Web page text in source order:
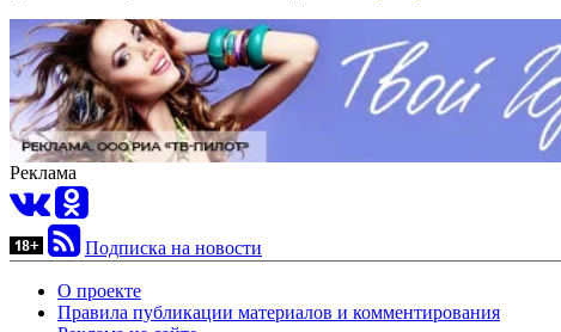
Реклама
Подписка на новости
О проекте
Правила публикации материалов и комментирования